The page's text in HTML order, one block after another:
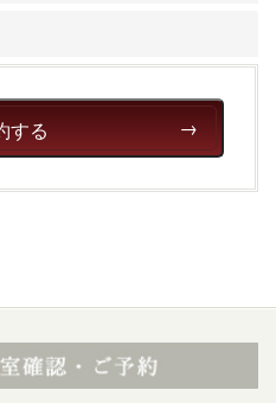
大社など歴史ある諏訪の街
るお食事、諏訪湖に包まれ
感じていただける、美しく
きを安心してお過ごしくだ
する